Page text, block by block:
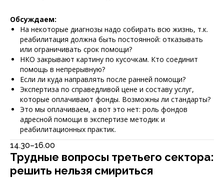
Обсуждаем:
На некоторые диагнозы надо собирать всю жизнь, т.к.
реабилитация должна быть постоянной: отказывать
или ограничивать срок помощи?
НКО закрывают картину по кусочкам. Кто соединит
помощь в непрерывную?
Если ли куда направлять после ранней помощи?
Экспертиза по справедливой цене и составу услуг,
которые оплачивают фонды. Возможны ли стандарты?
Это мы оплачиваем, а вот это нет: роль фондов
адресной помощи в экспертизе методик и
реабилитационных практик.
14.30–16.00
Трудные вопросы третьего сектора:
решить нельзя смириться